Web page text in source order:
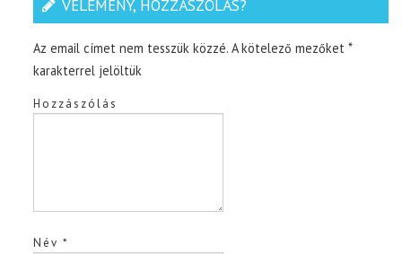
VÉLEMÉNY, HOZZÁSZÓLÁS?
Az email címet nem tesszük közzé. A kötelező mezőket*
karakterrel jelöltük
Hozzászólás
Név*